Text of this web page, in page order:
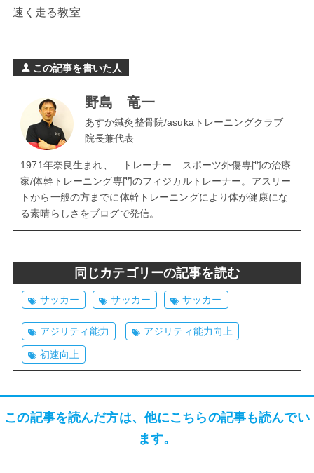
速く走る教室
この記事を書いた人
野島 竜一
あすか鍼灸整骨院/asukaトレーニングクラブ
院長兼代表
1971年奈良生まれ、 トレーナー スポーツ外傷専門の治療
家/体幹トレーニング専門のフィジカルトレーナー。アスリー
トから一般の方までに体幹トレーニングにより体が健康にな
る素晴らしさをブログで発信。
同じカテゴリーの記事を読む
サッカー サッカー サッカー
アジリティ能力 アジリティ能力向上
初速向上
この記事を読んだ方は、他にこちらの記事も読んでい
ます。